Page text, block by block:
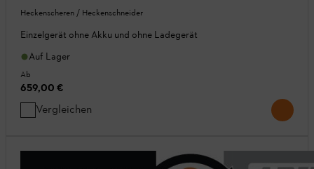
Heckenscheren / Heckenschneider
Einzelgerät ohne Akku und ohne Ladegerät
Auf Lager
Ab
659,00 €
Vergleichen